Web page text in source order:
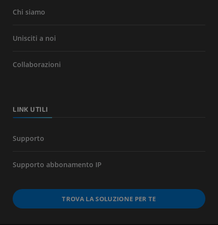
Chi siamo
Unisciti a noi
Collaborazioni
LINK UTILI
Supporto
Supporto abbonamento IP
TROVA LA SOLUZIONE PER TE